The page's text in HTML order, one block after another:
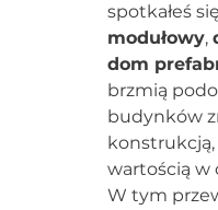
spotkałeś
modułowy,
dom
brzmią
budynków
wartością w
W tym